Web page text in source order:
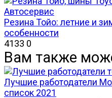
Автосервис
Резина Тойо: летние и
особенности
4133 0
Вам также
Лучшие работодатели
список 2021